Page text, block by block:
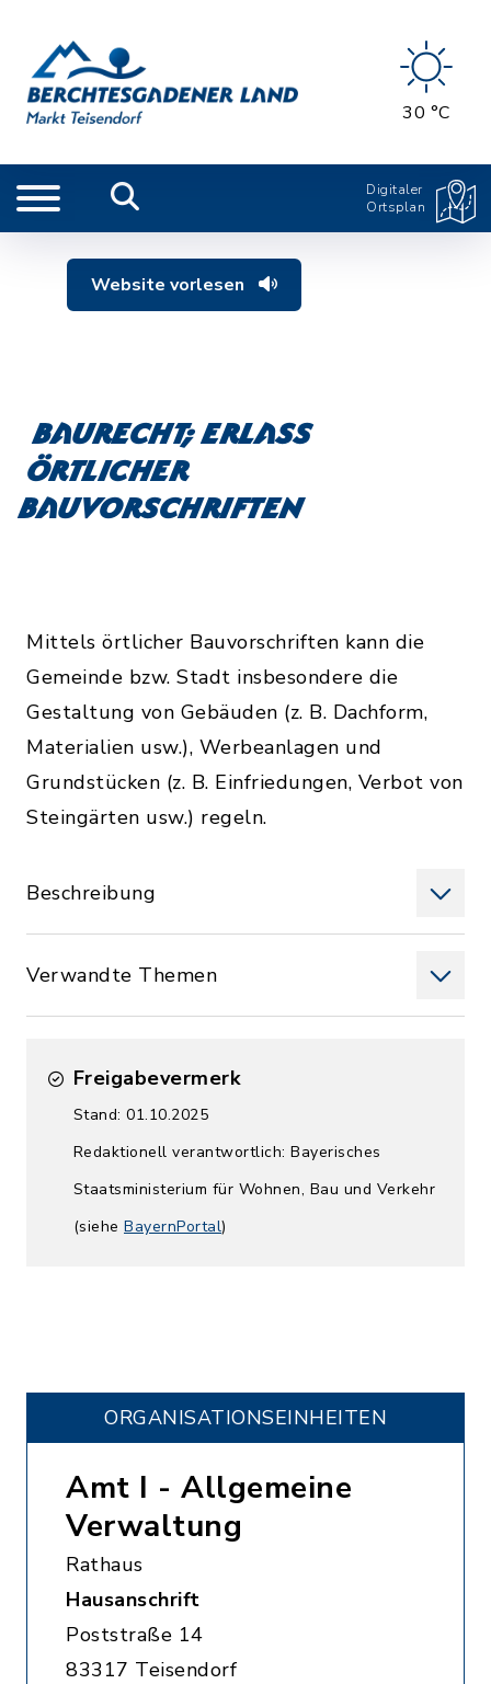
30 °C
Digitaler
Ortsplan
Website vorlesen
Baurecht; Erlass
örtlicher
Bauvorschriften
Mittels örtlicher Bauvorschriften kann die
Gemeinde bzw. Stadt insbesondere die
Gestaltung von Gebäuden (z. B. Dachform,
Materialien usw.), Werbeanlagen und
Grundstücken (z. B. Einfriedungen, Verbot von
Steingärten usw.) regeln.
Beschreibung
Verwandte Themen
Freigabevermerk
Stand: 01.10.2025
Redaktionell verantwortlich: Bayerisches
Staatsministerium für Wohnen, Bau und Verkehr
(siehe BayernPortal)
ORGANISATIONS­EINHEITEN
Amt I - Allgemeine
Verwaltung
Rathaus
Hausanschrift
Poststraße 14
83317 Teisendorf